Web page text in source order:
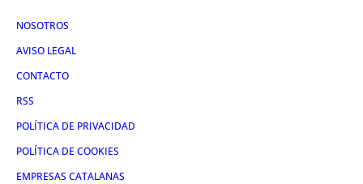
NOSOTROS
AVISO LEGAL
CONTACTO
RSS
POLÍTICA DE PRIVACIDAD
POLÍTICA DE COOKIES
EMPRESAS CATALANAS